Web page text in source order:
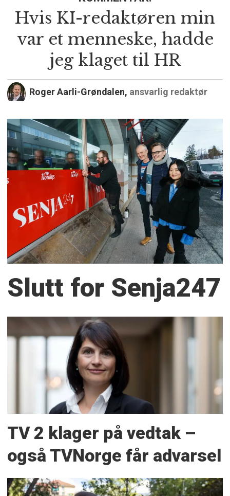
Hvis KI-redaktøren min
var et menneske, hadde
jeg klaget til HR
Roger Aarli-Grøndalen, ansvarlig redaktør
Slutt for Senja247
TV 2 klager på vedtak –
også TVNorge får advarsel